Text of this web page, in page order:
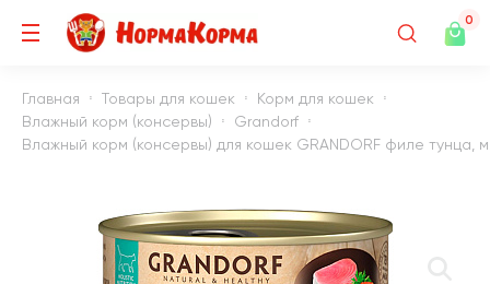
0
Главная Товары для кошек
Корм для кошек
Влажный корм (консервы)
Grandorf
Влажный корм (консервы) для кошек GRANDORF филе тунца,